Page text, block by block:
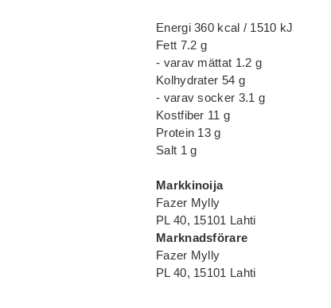
Energi 360 kcal / 1510 kJ
Fett 7.2 g
- varav mättat 1.2 g
Kolhydrater 54 g
- varav socker 3.1 g
Kostfiber 11 g
Protein 13 g
Salt 1 g
Markkinoija
Fazer Mylly
PL 40, 15101 Lahti
Marknadsförare
Fazer Mylly
PL 40, 15101 Lahti